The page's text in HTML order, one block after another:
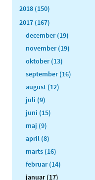
2018 (150)
2017 (167)
december (19)
november (19)
oktober (13)
september (16)
august (12)
juli (9)
juni (15)
maj (9)
april (8)
marts (16)
februar (14)
januar (17)